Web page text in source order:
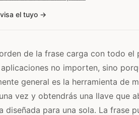
el tuyo
de la frase carga con todo el
no importen, sino
general es la herramienta de
vez y obtendrás una llave que
diseñada para una sola. La frase